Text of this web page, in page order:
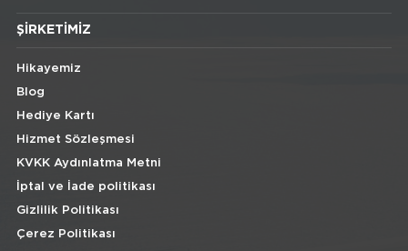
ŞIRKETIMIZ
Hikayemiz
Blog
Hediye Kartı
Hizmet Sözleşmesi
KVKK Aydınlatma Metni
İptal ve İade politikası
Gizlilik Politikası
Çerez Politikası